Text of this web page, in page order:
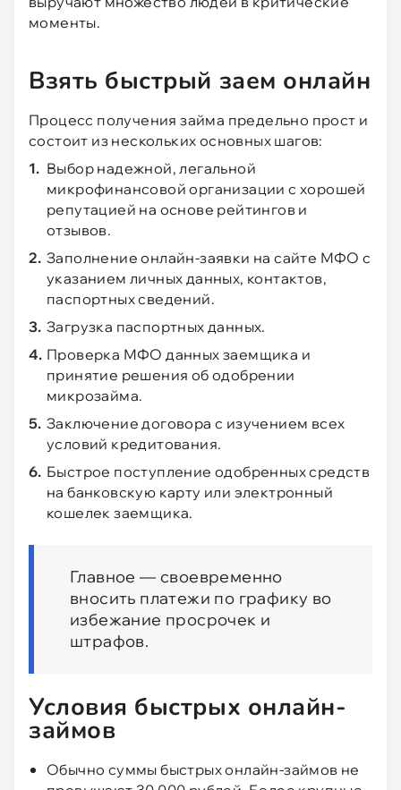
Финтерра Да 3.8
СМСфинанс Да 2.2 1295
Займ Экспресс
моменты.
Взять быстрый заем онлайн
Процесс получения займа предельно прост и
состоит из нескольких основных шагов:
Выбор надежной, легальной
микрофинансовой организации с хорошей
репутацией на основе рейтингов и
отзывов.
Заполнение онлайн-заявки на сайте МФО с
указанием личных данных, контактов,
паспортных сведений.
Загрузка паспортных данных.
Проверка МФО данных заемщика и
принятие решения об одобрении
микрозайма.
Заключение договора с изучением всех
условий кредитования.
Быстрое поступление одобренных средств
на банковскую карту или электронный
кошелек заемщика.
Главное — своевременно
вносить платежи по графику во
избежание просрочек и
штрафов.
Условия быстрых онлайн-
займов
Обычно суммы быстрых онлайн-займов не